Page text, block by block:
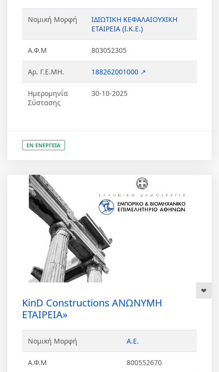
Νομική Μορφή
ΙΔΙΩΤΙΚΗ ΚΕΦΑΛΑΙΟΥΧΙΚΗ
ΕΤΑΙΡΕΙΑ (Ι.Κ.Ε.)
Α.Φ.Μ 803052305
Αρ. Γ.Ε.ΜΗ. 188262001000 ↗
Ημερομηνία
Σύστασης
30-10-2025
ΕΝ ΕΝΕΡΓΕΙΑ
KinD Constructions ΑΝΩΝΥΜΗ
ΕΤΑΙΡΕΙΑ»
Νομική Μορφή Α.Ε.
Α.Φ.Μ 800552670